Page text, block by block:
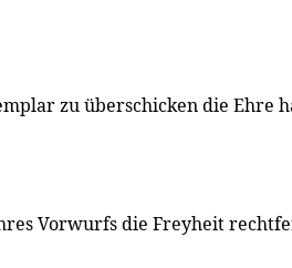
zu überschicken die Ehre
Vorwurfs die Freyheit